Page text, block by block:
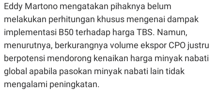
KANAL
P
S
T
D
A
T
I
M
A
E
S
Eddy Martono mengatakan pihaknya belum
melakukan perhitungan khusus mengenai dampak
implementasi B50 terhadap harga TBS. Namun,
menurutnya, berkurangnya volume ekspor CPO justru
berpotensi mendorong kenaikan harga minyak nabati
global apabila pasokan minyak nabati lain tidak
mengalami peningkatan.